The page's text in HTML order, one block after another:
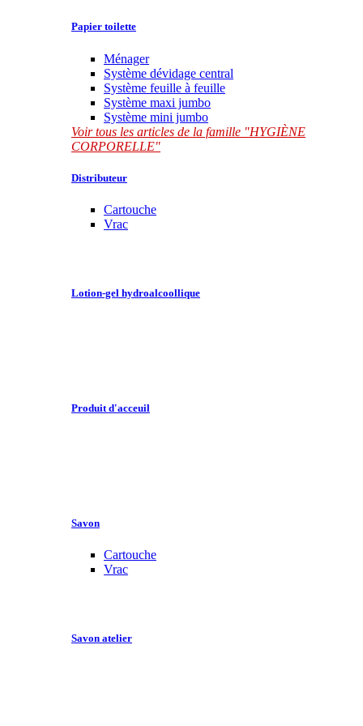
Papier toilette
Ménager
Système dévidage central
Système feuille à feuille
Système maxi jumbo
Système mini jumbo
Voir tous les articles de la famille "HYGIÈNE
CORPORELLE"
Distributeur
Cartouche
Vrac
Lotion-gel hydroalcoollique
Produit d'acceuil
Savon
Cartouche
Vrac
Savon atelier